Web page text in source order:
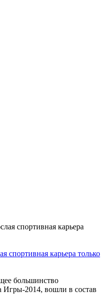
спортивная карьера только